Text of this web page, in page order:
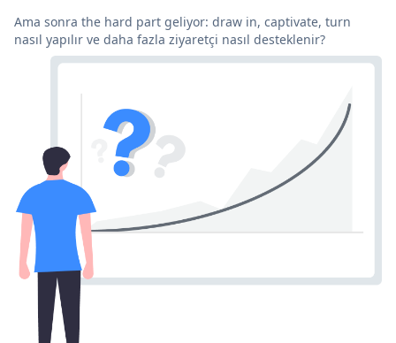
Ama sonra the hard part geliyor: draw in, captivate, turn
nasıl yapılır ve daha fazla ziyaretçi nasıl desteklenir?